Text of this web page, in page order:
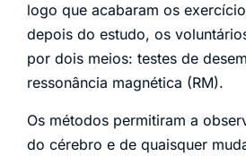
logo que acabaram os
depois do estudo, os
por dois meios: testes de
ressonância magnética (RM).
Os métodos permitiram a
do cérebro e de quaisquer